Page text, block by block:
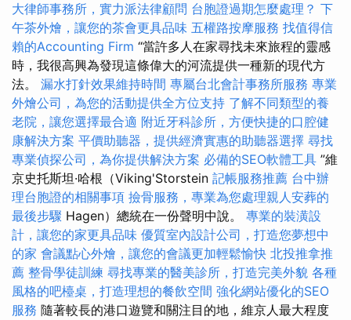
大律師事務所，實力派法律顧問 台胞證過期怎麼處理？ 下
午茶外燴，讓您的茶會更具品味 五權路按摩服務 找值得信
賴的Accounting Firm “當許多人在家尋找未來旅程的靈感
時，我很高興為發現這條偉大的河流提供一種新的現代方
法。 漏水打針效果維持時間 專屬台北會計事務所服務 專業
外燴公司，為您的活動提供全方位支持 了解不同類型的養
老院，讓您選擇最合適 附近牙科診所，方便快捷的口腔健
康解決方案 平價助聽器，提供經濟實惠的助聽器選擇 尋找
專業偵探公司，為你提供解決方案 必備的SEO軟體工具 ”維
京史托斯坦·哈根（Viking'Storstein 記帳服務推薦 台中辦
理台胞證的相關事項 撿骨服務，專業為您處理親人安葬的
最後步驟 Hagen）總統在一份聲明中說。 專業的裝潢設
計，讓您的家更具品味 優質室內設計公司，打造您夢想中
的家 會議點心外燴，讓您的會議更加輕鬆愉快 北投推拿推
薦 整骨學徒訓練 尋找專業的醫美診所，打造完美外貌 各種
風格的吧檯桌，打造理想的餐飲空間 強化網站優化的SEO
服務 隨著較長的港口遊覽和關注目的地，維京人最大程度